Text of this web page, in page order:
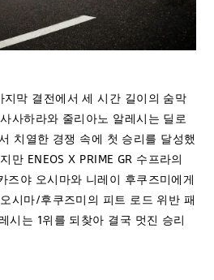
지막 결전에서 세 시간 길이의 숨막
사하라와 줄리아노 알레시는 딜로
치열한 경쟁 속에 첫 승리를 달성했
만 ENEOS X PRIME GR 수프라의
즈야 오시마와 니레이 후쿠즈미에게
시마/후쿠즈미의 피트 로드 위반 패
시는 1위를 되찾아 결국 멋진 승리